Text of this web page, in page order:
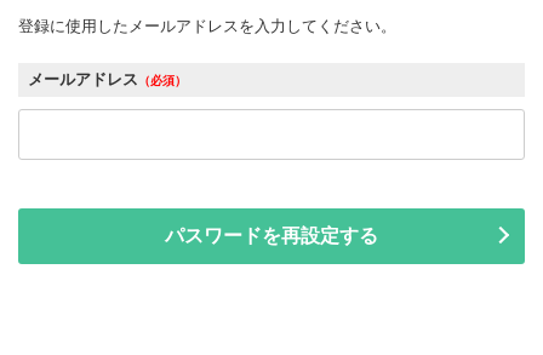
登録に使用したメールアドレスを入力してください。
メールアドレス （必須）
パスワードを再設定する